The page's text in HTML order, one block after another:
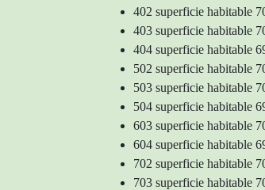
402 superficie habitable
403 superficie habitable
404 superficie habitable
502 superficie habitable
503 superficie habitable
504 superficie habitable
603 superficie habitable
604 superficie habitable
702 superficie habitable
703 superficie habitable